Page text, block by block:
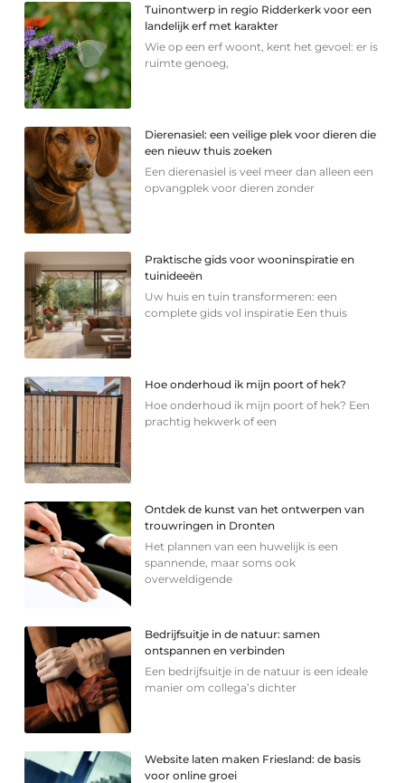
Tuinontwerp in regio Ridderkerk voor een
landelijk erf met karakter
Wie op een erf woont, kent het gevoel: er is
ruimte genoeg,
Dierenasiel: een veilige plek voor dieren die
een nieuw thuis zoeken
Een dierenasiel is veel meer dan alleen een
opvangplek voor dieren zonder
Praktische gids voor wooninspiratie en
tuinideeën
Uw huis en tuin transformeren: een
complete gids vol inspiratie Een thuis
Hoe onderhoud ik mijn poort of hek?
Hoe onderhoud ik mijn poort of hek? Een
prachtig hekwerk of een
Ontdek de kunst van het ontwerpen van
trouwringen in Dronten
Het plannen van een huwelijk is een
spannende, maar soms ook
overweldigende
Bedrijfsuitje in de natuur: samen
ontspannen en verbinden
Een bedrijfsuitje in de natuur is een ideale
manier om collega’s dichter
Website laten maken Friesland: de basis
voor online groei